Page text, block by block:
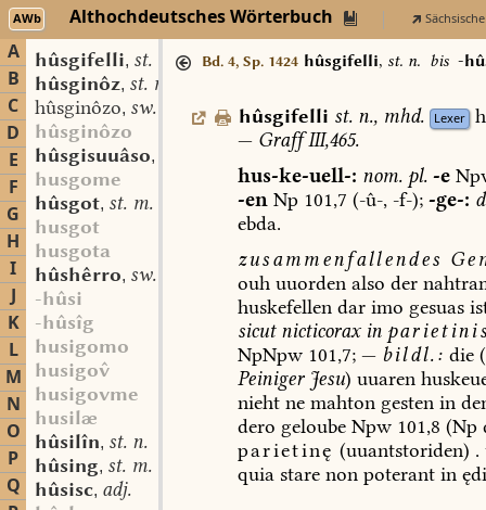
AWb Althochdeutsches Wörterbuch
A
B
C
D
E
F
G
H
I
J
K
L
M
N
O
P
Q
hûsgifelli, st. n.
hûsginôz, st. m.
hûsginôzo, sw. m.
hûsginôzo
hûsgisuuâso,
husgome
hûsgot, st. m.
husgot
husgota
hûshêrro, sw. m.
-hûsi
-hûsîg
husigomo
husigo
husigovme
husilæ
hûsilîn, st. n.
hûsing, st. m.
hûsisc, adj.
Bd. 4, Sp. 1424 hûsgifelli, st. n. bis -
hûsgifelli st. n., mhd. Lexer
— GraffIII,465.
hus-ke-uell-: nom.pl. -e
-enNp 101,7 (-û-,-f-); -ge-:
ebda.
zusammenfallendes
ouh uuordenalso der
huskefellendarimo gesuas
sicutnicticoraxin
NpNpw101,7;— bildl.: die (
Peiniger Jesu) uuaren
niehtnemahton gestenin
dero geloubeNpw101,8 (Np
parietinę (uuantstoriden) .
quia starenonpoterantin